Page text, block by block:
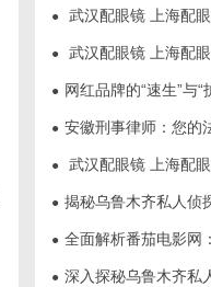
● 武汉配眼镜 上海配
● 武汉配眼镜 上海配
● 网红品牌的“速生”与“护城河”：商
● 安徽刑事律师：您的
● 武汉配眼镜 上海配
● 揭秘乌鲁木齐私人侦
● 全面解析番茄电影网：
● 深入探秘乌鲁木齐私人侦